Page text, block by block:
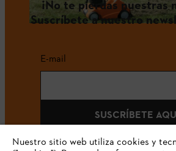
¡No te pierdas nuestras
Suscríbete a nuestro
E-mail
SUSCRÍBETE
Nuestro sitio web utiliza cookies y